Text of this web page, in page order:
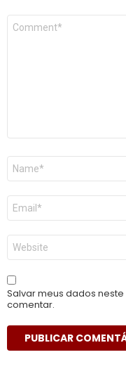
Comentário
Nome
E-
mail
*
Site
Salvar meus dados
comentar.